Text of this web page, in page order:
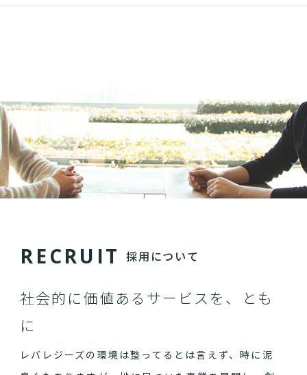
RECRU IT 採用について
社会的に価値あるサービスを、とも
に
レバレジーズの環境は整ってるとは言えず、時に泥